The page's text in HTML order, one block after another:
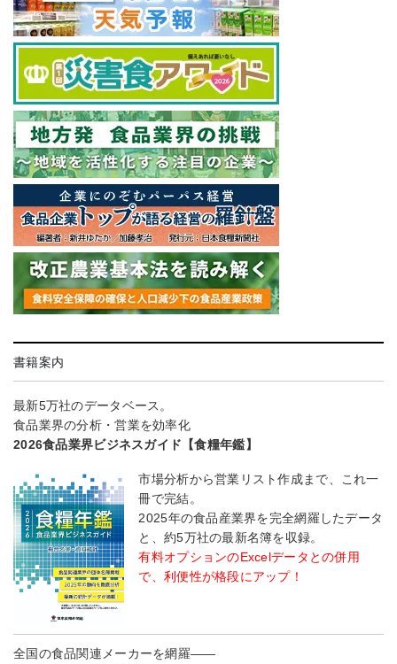
書籍案内
最新5万社のデータベース。
食品業界の分析・営業を効率化
2026食品業界ビジネスガイド【食糧年鑑】
市場分析から営業リスト作成まで、これ一
冊で完結。
2025年の食品産業界を完全網羅したデータ
と、約5万社の最新名簿を収録。
有料オプションのExcelデータとの併用
で、利便性が格段にアップ！
全国の食品関連メーカーを網羅――